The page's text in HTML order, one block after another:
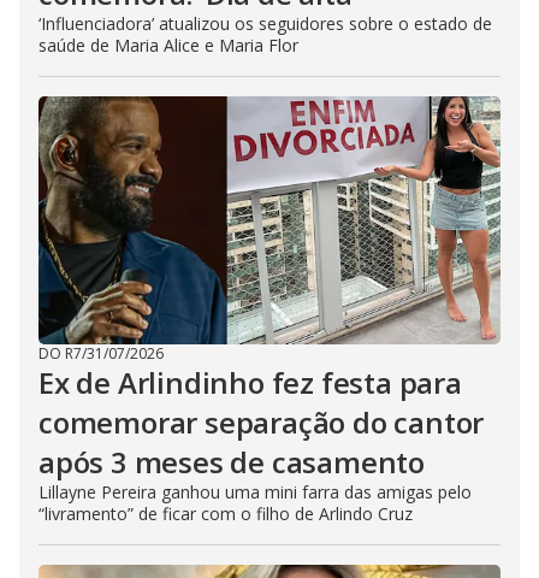
‘Influenciadora’ atualizou os seguidores sobre o estado de
saúde de Maria Alice e Maria Flor
DO R7/31/07/2026
Ex de Arlindinho fez festa para
comemorar separação do cantor
após 3 meses de casamento
Lillayne Pereira ganhou uma mini farra das amigas pelo
“livramento” de ficar com o filho de Arlindo Cruz